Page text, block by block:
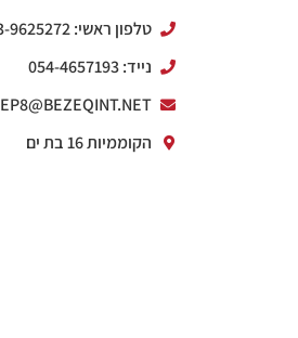
טלפון ראשי: 03-9625272
נייד: 054-4657193
EP8@BEZEQINT.NET
הקוממיות 16 בת ים